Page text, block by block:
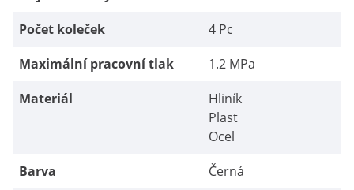
Počet koleček
4 Pc
Maximální pracovní tlak
1.2 MPa
Materiál
Hliník
Plast
Ocel
Barva
Černá